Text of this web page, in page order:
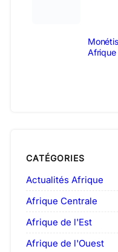
Afrique
CATÉGORIES
Actualités Afrique
Afrique Centrale
Afrique de l'Est
Afrique de l'Ouest